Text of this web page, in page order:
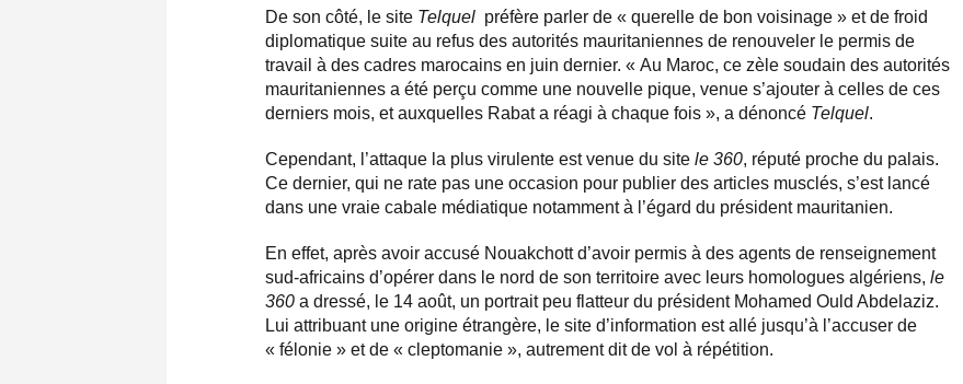
De son côté, le site Telquel préfère parler de « querelle de bon voisinage » et de froid
diplomatique suite au refus des autorités mauritaniennes de renouveler le permis de
travail à des cadres marocains en juin dernier. « Au Maroc, ce zèle soudain des autorités
mauritaniennes a été perçu comme une nouvelle pique, venue s’ajouter à celles de ces
derniers mois, et auxquelles Rabat a réagi à chaque fois », a dénoncé Telquel.
Cependant, l’attaque la plus virulente est venue du site le 360, réputé proche du palais.
Ce dernier, qui ne rate pas une occasion pour publier des articles musclés, s’est lancé
dans une vraie cabale médiatique notamment à l’égard du président mauritanien.
En effet, après avoir accusé Nouakchott d’avoir permis à des agents de renseignement
sud-africains d’opérer dans le nord de son territoire avec leurs homologues algériens, le
360 a dressé, le 14 août, un portrait peu flatteur du président Mohamed Ould Abdelaziz.
Lui attribuant une origine étrangère, le site d’information est allé jusqu’à l’accuser de
« félonie » et de « cleptomanie », autrement dit de vol à répétition.